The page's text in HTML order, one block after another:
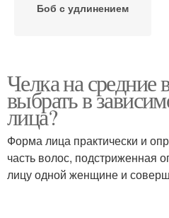
Боб с удлинением
Челка на средние
выбрать в
лица?
Форма лица практически и
часть волос, подстриженная
лицу одной женщине и